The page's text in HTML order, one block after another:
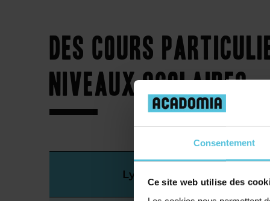
Consentement
Ce site web utilise des
Des cours
niveaux scolaires
Lycée